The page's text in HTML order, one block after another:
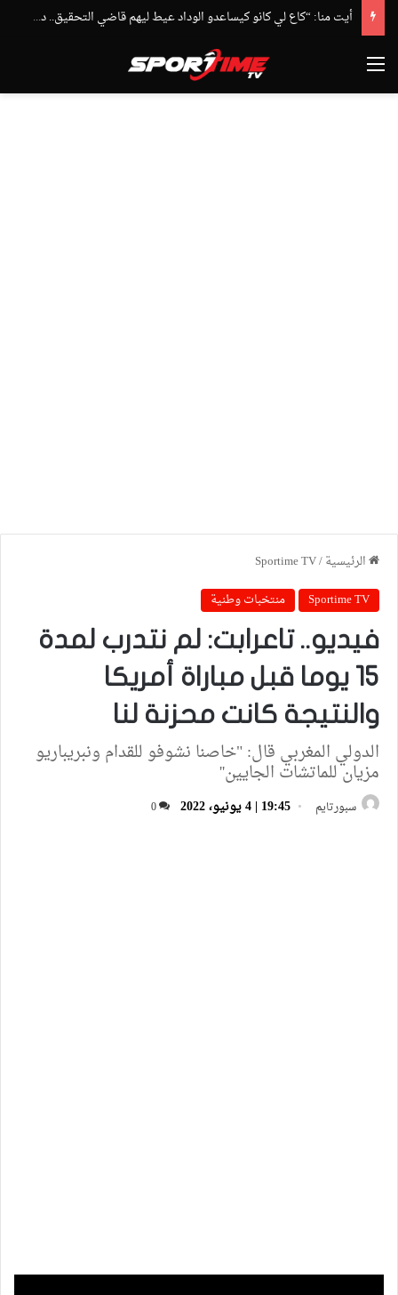
أيت منا: “كاع لي كانو كيساعدو الوداد عيط ليهم قاضي التحقيق.. دابا حتى شي واحد ما بقا باغي يعاون”
القائمة
الرئيسية/
Sportime TV
Sportime TV
منتخبات وطنية
فيديو.. تاعرابت: لم نتدرب لمدة
15 يوما قبل مباراة أمريكا
والنتيجة كانت محزنة لنا
الدولي المغربي قال: "خاصنا نشوفو للقدام ونبريباريو
مزيان للماتشات الجايين''
سبورتايم 19:45 | 4 يونيو، 2022 0